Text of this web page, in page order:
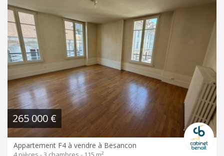
265 000 €
Appartement F4 à vendre à Besancon